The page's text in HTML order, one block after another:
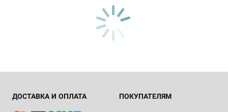
ДОСТАВКА И ОПЛАТА ПОКУПАТЕЛЯМ